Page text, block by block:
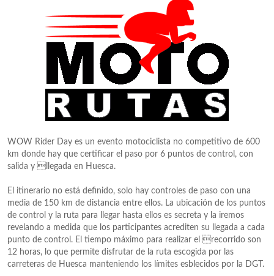
WOW Rider Day es un evento motociclista no competitivo de 600
km donde hay que certificar el paso por 6 puntos de control, con
salida y llegada en Huesca.
El itinerario no está definido, solo hay controles de paso con una
media de 150 km de distancia entre ellos. La ubicación de los puntos
de control y la ruta para llegar hasta ellos es secreta y la iremos
revelando a medida que los participantes acrediten su llegada a cada
punto de control. El tiempo máximo para realizar el recorrido son
12 horas, lo que permite disfrutar de la ruta escogida por las
carreteras de Huesca manteniendo los límites esblecidos por la DGT.